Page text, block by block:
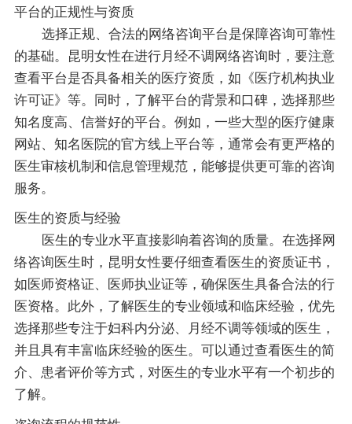
平台的正规性与资质
选择正规、合法的网络咨询平台是保障咨询可靠性
的基础。昆明女性在进行月经不调网络咨询时，要注意
查看平台是否具备相关的医疗资质，如《医疗机构执业
许可证》等。同时，了解平台的背景和口碑，选择那些
知名度高、信誉好的平台。例如，一些大型的医疗健康
网站、知名医院的官方线上平台等，通常会有更严格的
医生审核机制和信息管理规范，能够提供更可靠的咨询
服务。
医生的资质与经验
医生的专业水平直接影响着咨询的质量。在选择网
络咨询医生时，昆明女性要仔细查看医生的资质证书，
如医师资格证、医师执业证等，确保医生具备合法的行
医资格。此外，了解医生的专业领域和临床经验，优先
选择那些专注于妇科内分泌、月经不调等领域的医生，
并且具有丰富临床经验的医生。可以通过查看医生的简
介、患者评价等方式，对医生的专业水平有一个初步的
了解。